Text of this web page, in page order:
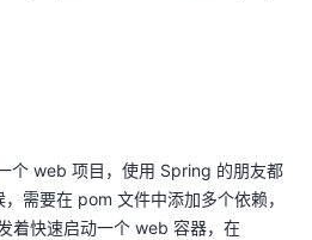
个 web 项目，使用 Spring 的朋友都
需要在 pom 文件中添加多个依赖，
着快速启动一个 web 容器，在